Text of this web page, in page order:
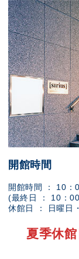
開館時間
開館時間 ： 10：
(最終日 ： 10：
休館日 ： 日曜日
夏季休